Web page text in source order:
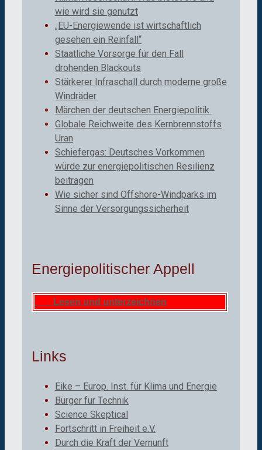
wie wird sie genutzt
„EU-Energiewende ist wirtschaftlich
gesehen ein Reinfall“
Staatliche Vorsorge für den Fall
drohenden Blackouts
Stärkerer Infraschall durch moderne große
Windräder
Märchen der deutschen Energiepolitik
Globale Reichweite des Kernbrennstoffs
Uran
Schiefergas: Deutsches Vorkommen
würde zur energiepolitischen Resilienz
beitragen
Wie sicher sind Offshore-Windparks im
Sinne der Versorgungssicherheit
Energiepolitischer Appell
Lesen und unterzeichnen
Links
Eike – Europ. Inst. für Klima und Energie
Bürger für Technik
Science Skeptical
Fortschritt in Freiheit e.V.
Durch die Kraft der Vernunft